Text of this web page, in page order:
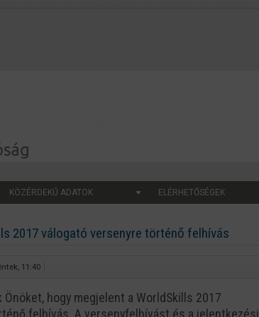
KÖZÉRDEKŰ ADATOK ELÉRHETŐSÉGEK
2017 válogató versenyre történő felhívás
11:40
hogy megjelent a WorldSkills 2017